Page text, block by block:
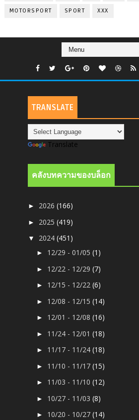
MOTORSPORT SPORT XXX
TRANSLATE
Translate
คลังบทความของบล็อก
► 2026(166)
► 2025(419)
▼ 2024(451)
► 12/29 - 01/05(1)
► 12/22 - 12/29(7)
► 12/15 - 12/22(6)
► 12/08 - 12/15(14)
► 12/01 - 12/08(16)
► 11/24 - 12/01(18)
► 11/17 - 11/24(18)
► 11/10 - 11/17(15)
► 11/03 - 11/10(12)
► 10/27 - 11/03(8)
► 10/20 - 10/27(14)